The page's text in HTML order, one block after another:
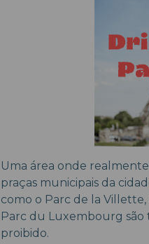
Uma área onde
praças municipais da
como o Parc de la
Parc du Luxembourg são
proibido.